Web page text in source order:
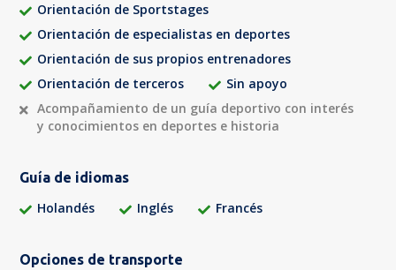
Orientación de Sportstages
Orientación de especialistas en deportes
Orientación de sus propios entrenadores
Orientación de terceros
Sin apoyo
Acompañamiento de un guía deportivo con interés
y conocimientos en deportes e historia
Guía de idiomas
Holandés Inglés Francés
Opciones de transporte